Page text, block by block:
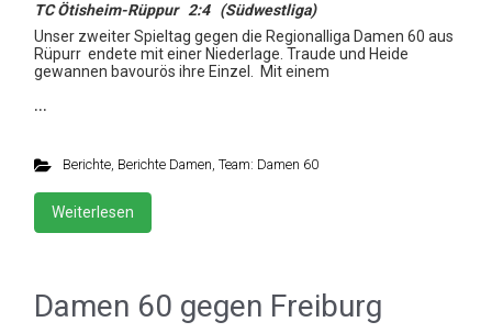
TC Ötisheim-Rüppur 2:4 (Südwestliga)
Unser zweiter Spieltag gegen die Regionalliga Damen 60 aus
Rüpurr endete mit einer Niederlage. Traude und Heide
gewannen bavourös ihre Einzel. Mit einem
…
Berichte, Berichte Damen, Team: Damen 60
Weiterlesen
Damen 60 gegen Freiburg